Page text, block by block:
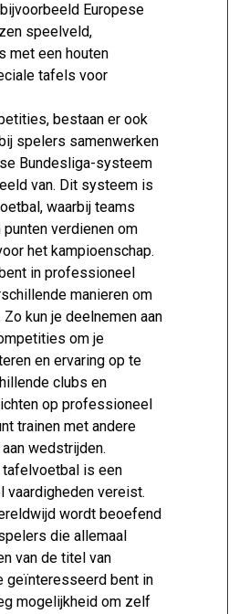
Europese
speelveld,
met een houten
tafels voor
bestaan er ook
spelers samenwerken
Bundesliga-systeem
van. Dit systeem is
waarbij teams
verdienen om
het kampioenschap.
in professioneel
manieren om
kun je deelnemen aan
om je
en ervaring op te
clubs en
op professioneel
trainen met andere
wedstrijden.
is een
vereist.
wordt beoefend
die allemaal
van de titel van
geïnteresseerd bent in
mogelijkheid om zelf